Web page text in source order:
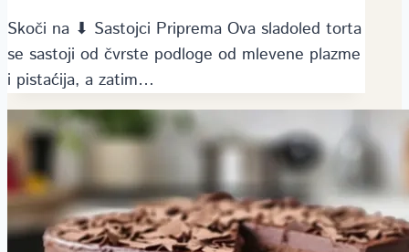
Skoči na ⬇ Sastojci Priprema Ova sladoled torta
se sastoji od čvrste podloge od mlevene plazme
i pistaćija, a zatim…